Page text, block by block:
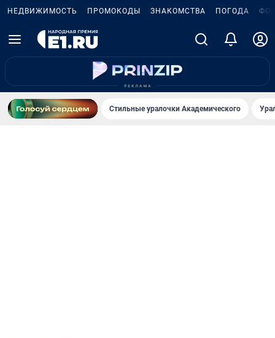
НЕДВИЖИМОСТЬ ПРОМОКОДЫ ЗНАКОМСТВА ПОГОДА
Стильные уралочки Академического